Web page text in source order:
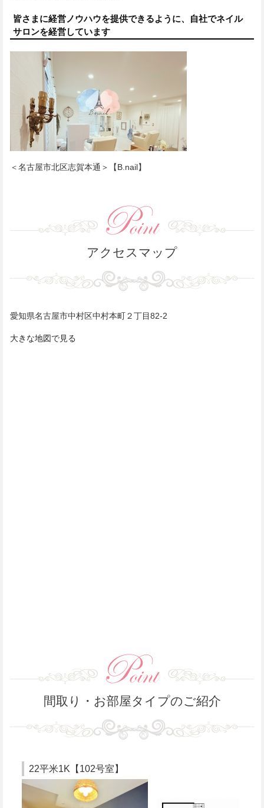
皆さまに経営ノウハウを提供できるように、自社でネイル
サロンを経営しています
＜名古屋市北区志賀本通＞【B.nail】
アクセスマップ
愛知県名古屋市中村区中村本町２丁目82-2
大きな地図で見る
間取り・お部屋タイプのご紹介
22平米1K【102号室】